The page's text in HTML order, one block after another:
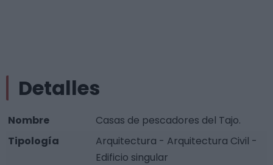
Detalles
Nombre
Casas de pescadores del Tajo.
Tipología
Arquitectura - Arquitectura Civil -
Edificio singular